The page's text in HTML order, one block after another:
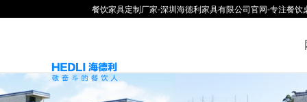
餐饮家具定制厂家-深圳海德利家具有限公司官网-专注餐饮